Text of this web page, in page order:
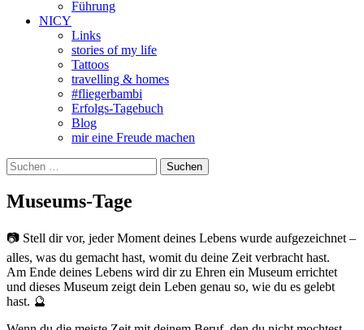
Führung
NICY
Links
stories of my life
Tattoos
travelling & homes
#fliegerbambi
Erfolgs-Tagebuch
Blog
mir eine Freude machen
Suchen
nach:
Museums-Tage
📷 Stell dir vor, jeder Moment deines Lebens wurde aufgezeichnet –
alles, was du gemacht hast, womit du deine Zeit verbracht hast.
Am Ende deines Lebens wird dir zu Ehren ein Museum errichtet
und dieses Museum zeigt dein Leben genau so, wie du es gelebt
hast. 🔮